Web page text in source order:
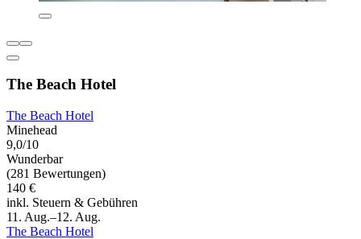
The Beach Hotel
The Beach Hotel
Minehead
9,0/10
Wunderbar
(281 Bewertungen)
140 €
inkl. Steuern & Gebühren
11. Aug.–12. Aug.
The Beach Hotel